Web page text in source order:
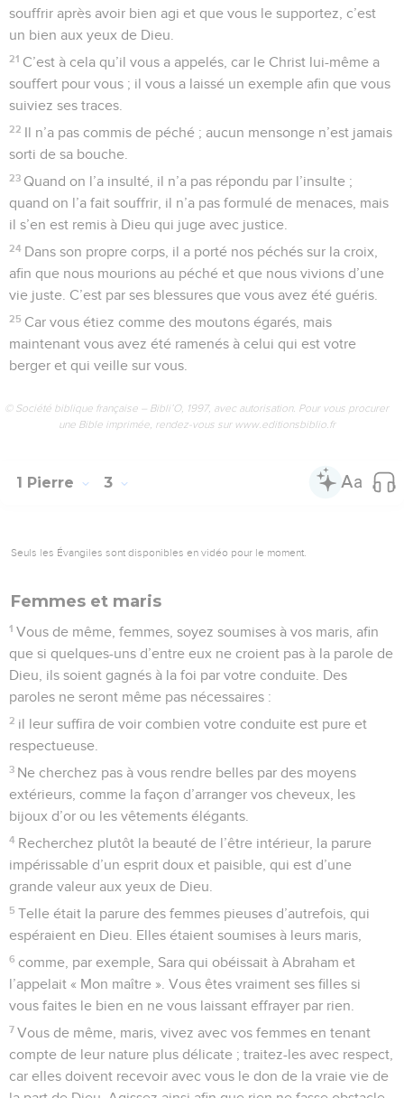
souffrir après avoir bien agi et que vous le supportez, c’est
un bien aux yeux de Dieu.
21 C’est à cela qu’il vous a appelés, car le Christ lui-même a
souffert pour vous ; il vous a laissé un exemple afin que vous
suiviez ses traces.
22 Il n’a pas commis de péché ; aucun mensonge n’est jamais
sorti de sa bouche.
23 Quand on l’a insulté, il n’a pas répondu par l’insulte ;
quand on l’a fait souffrir, il n’a pas formulé de menaces, mais
il s’en est remis à Dieu qui juge avec justice.
24 Dans son propre corps, il a porté nos péchés sur la croix,
afin que nous mourions au péché et que nous vivions d’une
vie juste. C’est par ses blessures que vous avez été guéris.
25 Car vous étiez comme des moutons égarés, mais
maintenant vous avez été ramenés à celui qui est votre
berger et qui veille sur vous.
© Société biblique française – Bibli’O, 1997, avec autorisation. Pour vous procurer
une Bible imprimée, rendez-vous sur www.editionsbiblio.fr
1 Pierre 3
Seuls les Évangiles sont disponibles en vidéo pour le moment.
Femmes et maris
1 Vous de même, femmes, soyez soumises à vos maris, afin
que si quelques-uns d’entre eux ne croient pas à la parole de
Dieu, ils soient gagnés à la foi par votre conduite. Des
paroles ne seront même pas nécessaires :
2 il leur suffira de voir combien votre conduite est pure et
respectueuse.
3 Ne cherchez pas à vous rendre belles par des moyens
extérieurs, comme la façon d’arranger vos cheveux, les
bijoux d’or ou les vêtements élégants.
4 Recherchez plutôt la beauté de l’être intérieur, la parure
impérissable d’un esprit doux et paisible, qui est d’une
grande valeur aux yeux de Dieu.
5 Telle était la parure des femmes pieuses d’autrefois, qui
espéraient en Dieu. Elles étaient soumises à leurs maris,
6 comme, par exemple, Sara qui obéissait à Abraham et
l’appelait « Mon maître ». Vous êtes vraiment ses filles si
vous faites le bien en ne vous laissant effrayer par rien.
7 Vous de même, maris, vivez avec vos femmes en tenant
compte de leur nature plus délicate ; traitez-les avec respect,
car elles doivent recevoir avec vous le don de la vraie vie de